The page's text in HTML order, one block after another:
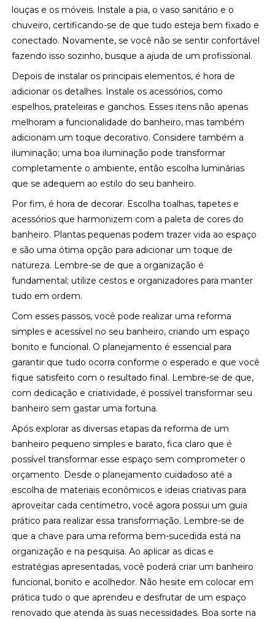
louças e os móveis. Instale a pia, o vaso sanitário e o
chuveiro, certificando-se de que tudo esteja bem fixado e
conectado. Novamente, se você não se sentir confortável
fazendo isso sozinho, busque a ajuda de um profissional.
Depois de instalar os principais elementos, é hora de
adicionar os detalhes. Instale os acessórios, como
espelhos, prateleiras e ganchos. Esses itens não apenas
melhoram a funcionalidade do banheiro, mas também
adicionam um toque decorativo. Considere também a
iluminação; uma boa iluminação pode transformar
completamente o ambiente, então escolha luminárias
que se adequem ao estilo do seu banheiro.
Por fim, é hora de decorar. Escolha toalhas, tapetes e
acessórios que harmonizem com a paleta de cores do
banheiro. Plantas pequenas podem trazer vida ao espaço
e são uma ótima opção para adicionar um toque de
natureza. Lembre-se de que a organização é
fundamental; utilize cestos e organizadores para manter
tudo em ordem.
Com esses passos, você pode realizar uma reforma
simples e acessível no seu banheiro, criando um espaço
bonito e funcional. O planejamento é essencial para
garantir que tudo ocorra conforme o esperado e que você
fique satisfeito com o resultado final. Lembre-se de que,
com dedicação e criatividade, é possível transformar seu
banheiro sem gastar uma fortuna.
Após explorar as diversas etapas da reforma de um
banheiro pequeno simples e barato, fica claro que é
possível transformar esse espaço sem comprometer o
orçamento. Desde o planejamento cuidadoso até a
escolha de materiais econômicos e ideias criativas para
aproveitar cada centímetro, você agora possui um guia
prático para realizar essa transformação. Lembre-se de
que a chave para uma reforma bem-sucedida está na
organização e na pesquisa. Ao aplicar as dicas e
estratégias apresentadas, você poderá criar um banheiro
funcional, bonito e acolhedor. Não hesite em colocar em
prática tudo o que aprendeu e desfrutar de um espaço
renovado que atenda às suas necessidades. Boa sorte na